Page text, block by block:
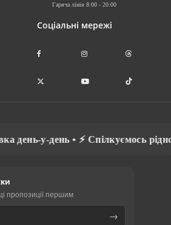
Гаряча лінія 8:00 - 20:00
Соціальні мережі
Спілкуємось рідною мовою • 💳
пропозиції першим
→